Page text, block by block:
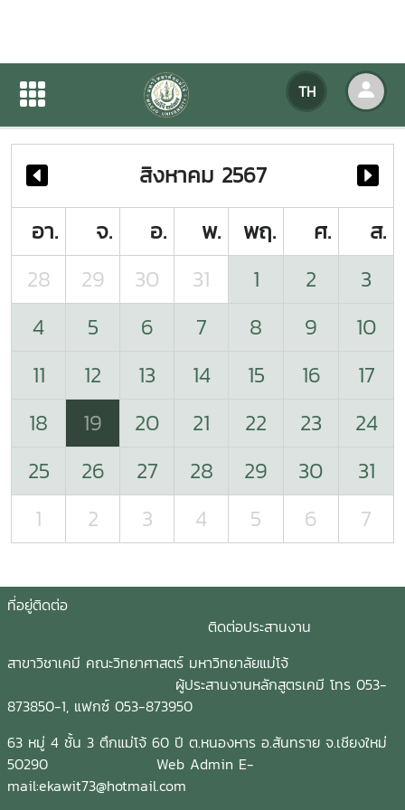
TH
ปฏิทินกิจกรรมของหน่วยงาน
ปฏิทินกิจกรรมของหน่วยงาน
สิงหาคม 2567
อา.
จ. อ. พ. พฤ. ศ.
ส.
28
29 30 31 1 2
3
4
5 6 7 8 9
10
11
12 13 14 15 16
17
18
19 20 21 22 23
24
25
26 27 28 29 30
31
1
2 3 4 5 6 7
ที่อยู่ติดต่อ
ติดต่อประสานงาน
สาขาวิชาเคมี คณะวิทยาศาสตร์ มหาวิทยาลัยแม่โจ้
ผู้ประสานงานหลักสูตรเคมี โทร 053-
873850-1, แฟกซ์ 053-873950
63 หมู่ 4 ชั้น 3 ตึกแม่โจ้ 60 ปี ต.หนองหาร อ.สันทราย จ.เชียงใหม่
50290 Web Admin E-
mail:ekawit73@hotmail.com